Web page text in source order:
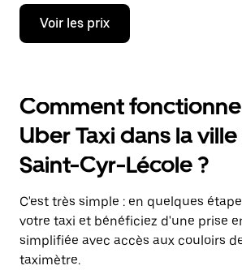
Appuyez
la
bas
pour
ouvrir
le
calendrier
et
une
date.
Appuyez
sur
la
Voir les prix
Comment
Uber Taxi dans la
Saint-Cyr-Lécole ?
C'est très simple : en quelques
votre taxi et bénéficiez d'une prise
simplifiée avec accès aux couloirs
taximètre.